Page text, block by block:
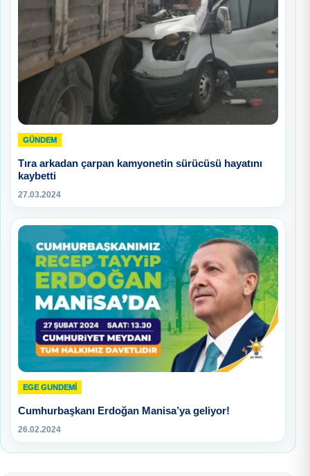
GÜNDEM
Tıra arkadan çarpan kamyonetin sürücüsü hayatını
kaybetti
27.03.2024
EGE GUNDEMİ
Cumhurbaşkanı Erdoğan Manisa’ya geliyor!
26.02.2024